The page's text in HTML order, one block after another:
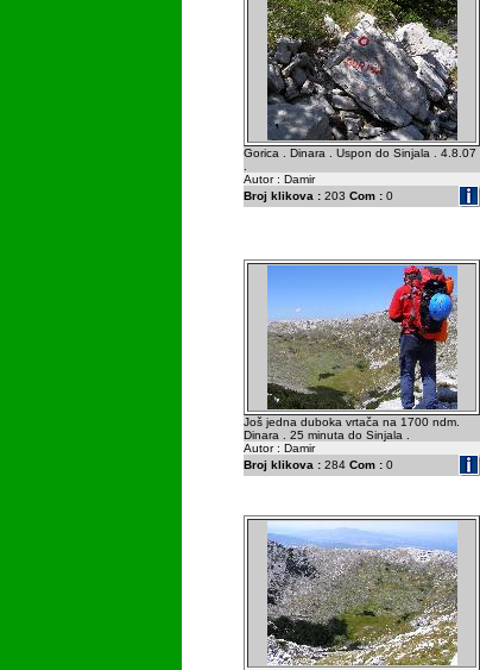
Gorica . Dinara . Uspon do Sinjala . 4.8.07
Autor : Damir
Broj klikova : 203 Com : 0
Još jedna duboka vrtača na 1700 ndm.
Dinara . 25 minuta do Sinjala .
Autor : Damir
Broj klikova : 284 Com : 0